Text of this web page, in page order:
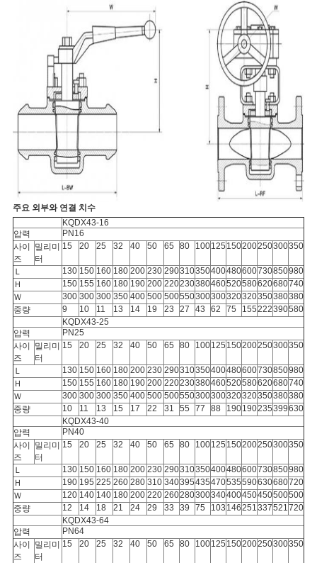
주요 외부와 연결 치수
KQDX43-16
압력
PN16
사이
즈
밀리미
터
15 20 25 32 40 50 65 80 100125 150200250300350
Ｌ 130 150 160 180 200 230 290310350400480600730850980
Ｈ
150 155 160 180 190 200 220230380460520580620680740
Ｗ
300 300 300 350 400 500 500550300300320320350380380
중량
9 10 11 13 14 19 23 27 43 62 75 155222390580
KQDX43-25
압력
PN25
사이
즈
밀리미
터
15 20 25 32 40 50 65 80 100125 150200250300350
Ｌ 130 150 160 180 200 230 290310350400480600730850980
Ｈ
150 155 160 180 190 200 220230380460520580620680740
Ｗ
300 300 300 350 400 500 500550300300320320350380380
중량
10 11 13 15 17 22 31 55 77 88 190190235399630
KQDX43-40
압력
PN40
사이
즈
밀리미
터
15 20 25 32 40 50 65 80 100125 150200250300350
Ｌ 130 150 160 180 200 230 290310350400480600730850980
Ｈ
190 195 225 260 280 310 340395435470535590630680720
Ｗ
120 140 140 180 200 220 260280300340400450450500500
중량
12 14 18 21 24 29 33 39 75 103 146251337521720
KQDX43-64
압력
PN64
사이
즈
밀리미
터
15 20 25 32 40 50 65 80 100125 150200250300350